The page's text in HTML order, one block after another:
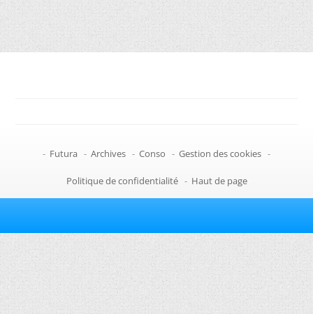
- Futura - Archives - Conso - Gestion des cookies -
Politique de confidentialité - Haut de page